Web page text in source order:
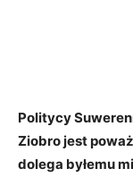
Politycy
Ziobro jest
dolega byłemu